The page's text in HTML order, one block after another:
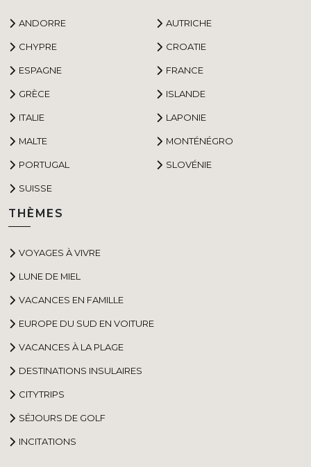
ANDORRE AUTRICHE
CHYPRE CROATIE
ESPAGNE FRANCE
GRÈCE ISLANDE
ITALIE LAPONIE
MALTE MONTÉNÉGRO
PORTUGAL SLOVÉNIE
SUISSE
THÈMES
VOYAGES À VIVRE
LUNE DE MIEL
VACANCES EN FAMILLE
EUROPE DU SUD EN VOITURE
VACANCES À LA PLAGE
DESTINATIONS INSULAIRES
CITYTRIPS
SÉJOURS DE GOLF
INCITATIONS